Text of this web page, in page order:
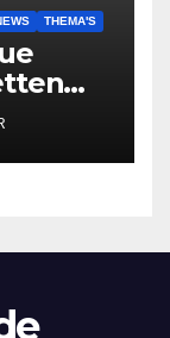
THEMA'S